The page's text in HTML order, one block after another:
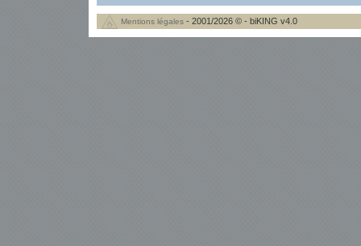
Mentions légales - 2001/2026 © - biKING v4.0